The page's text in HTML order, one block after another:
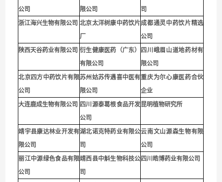
公司
限公司
司
浙江海兴生物有限公司 北京太洋树康中药饮片
厂
成都通灵中药饮片精选
公司
陕西天谷药业有限公司 衍生健康医药（广东）
有限公司
四川峨眉山道地药材有
限公司
北京四方中药饮片有限
公司
苏州姑苏传遇喜中医有
限公司
重庆为尔心康医药合伙
企业
大连鹿成生物有限公司 四川源泰葛根食品开发
公司
昆明植物研究所
靖宇县康达林业开发有
限公司
湖北诺克特药业有限公
司
云南文山源森生物有限
公司
丽江中源绿色食品有限
公司
靖西县中斛生物科技公
司
四川皓博药业有限公司